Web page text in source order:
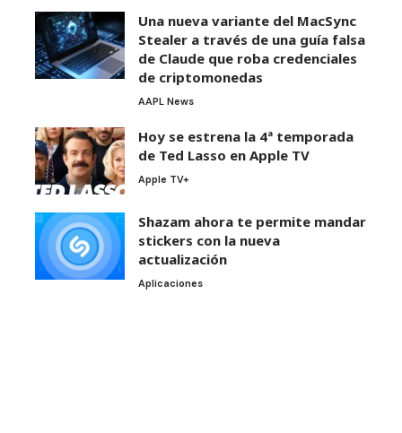
Una nueva variante del MacSync
Stealer a través de una guía falsa
de Claude que roba credenciales
de criptomonedas
AAPL News
Hoy se estrena la 4ª temporada
de Ted Lasso en Apple TV
Apple TV+
Shazam ahora te permite mandar
stickers con la nueva
actualización
Aplicaciones